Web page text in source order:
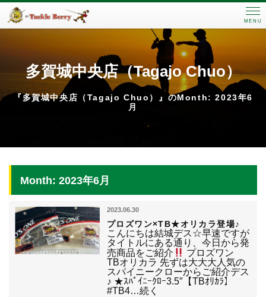
MENU
多賀城中央店（Tagajo Chuo）
『多賀城中央店（Tagajo Chuo）』のMonth: 2023年6
月
Month: 2023年6月
2023.06.30
プロズワン×TB★オリカラ登場♪
こんにちは結城デス☆早速ですが
タイトルにある通り、今日から発
売商品をご紹介
プロズワン
TBオリカラ 先ずは大大大人気の
スパイニークローからご紹介デス
♪ ★ｽﾊﾟｲﾆｰｸﾛｰ3.5″【TBｵﾘｶﾗ】
#TB4…続く